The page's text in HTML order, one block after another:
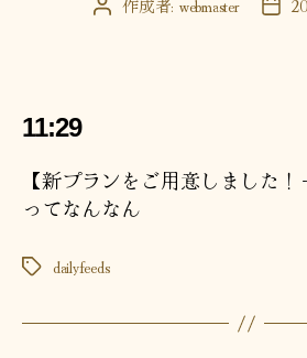
投 作成者: webmaster
投
11:29
【新プランをご用意しました
ってなんなん
タ
dailyfeeds